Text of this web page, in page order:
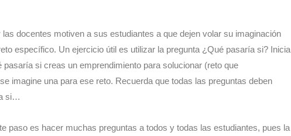
docentes motiven a sus estudiantes a que dejen volar su imaginación
específico. Un ejercicio útil es utilizar la pregunta ¿Qué pasaría si? Inicia
pasaría si creas un emprendimiento para solucionar (reto que
imagine una para ese reto. Recuerda que todas las preguntas deben
si…
paso es hacer muchas preguntas a todos y todas las estudiantes, pues la